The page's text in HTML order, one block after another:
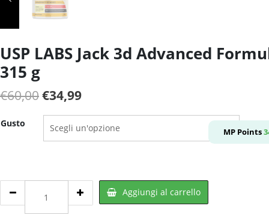
USP LABS Jack 3d Advanced
315 g
€60,00Il
prezzo
originale
€34,99Il
prezzo
attuale
MP Points
Gusto
Jack
Aggiungi al carrello